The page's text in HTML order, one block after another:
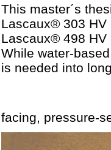
This master´s
Lascaux® 303 HV
Lascaux® 498 HV
While water-
is needed into
facing, pressure-